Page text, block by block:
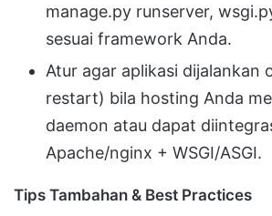
manage.py runserver,
sesuai framework Anda.
Atur agar aplikasi dijalankan
restart) bila hosting Anda
daemon atau dapat
Apache/nginx + WSGI/ASGI.
Tips Tambahan & Best Practices